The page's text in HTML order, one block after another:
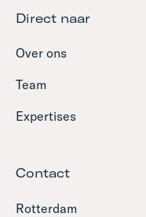
Direct naar
Over ons
Team
Expertises
Contact
Rotterdam